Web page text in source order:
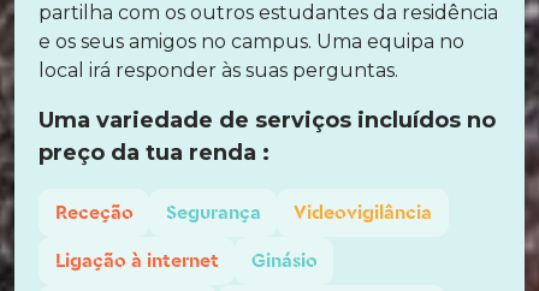
partilha com os outros estudantes da residência
e os seus amigos no campus. Uma equipa no
local irá responder às suas perguntas.
Uma variedade de serviços incluídos no
preço da tua renda :
Receção Segurança
Videovigilância
Ligação à internet
Ginásio